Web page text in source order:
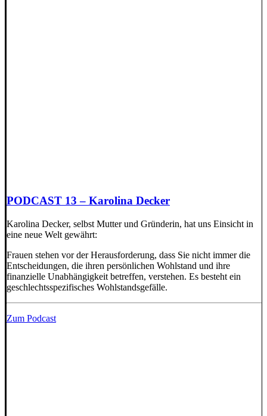
PODCAST 13 – Karolina Decker
Karolina Decker, selbst Mutter und Gründerin, hat uns Einsicht in
eine neue Welt gewährt:
Frauen stehen vor der Herausforderung, dass Sie nicht immer die
Entscheidungen, die ihren persönlichen Wohlstand und ihre
finanzielle Unabhängigkeit betreffen, verstehen. Es besteht ein
geschlechtsspezifisches Wohlstandsgefälle.
Zum Podcast